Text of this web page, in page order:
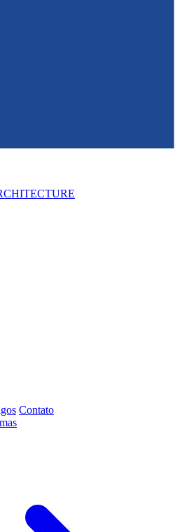
Contato